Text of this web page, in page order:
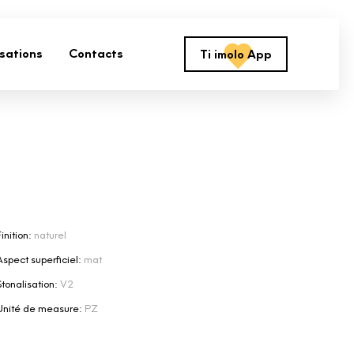
Contacts Ti imolo App
naturel
superficiel: mat
V2
de measure: PZ